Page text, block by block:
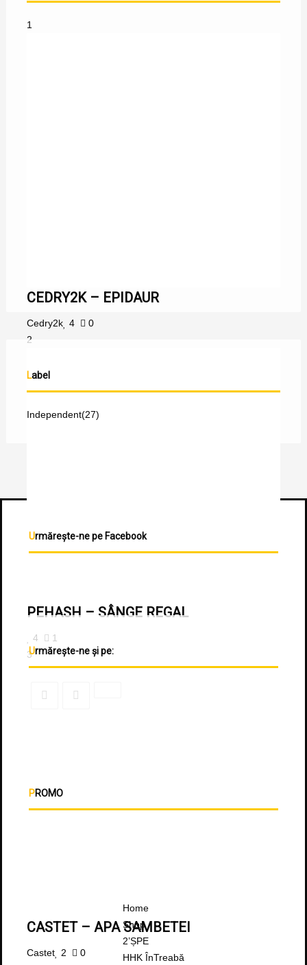
1
CEDRY2K – EPIDAUR
Cedry2k 4
0
2
PEHASH – SÂNGE REGAL
4
1
3
CASTET – APA SAMBETEI
Castet 2
0
Label
Independent(27)
Urmărește-ne pe Facebook
Urmărește-ne și pe:
PROMO
Home
Shop
2’ȘPE
HHK ÎnTreabă